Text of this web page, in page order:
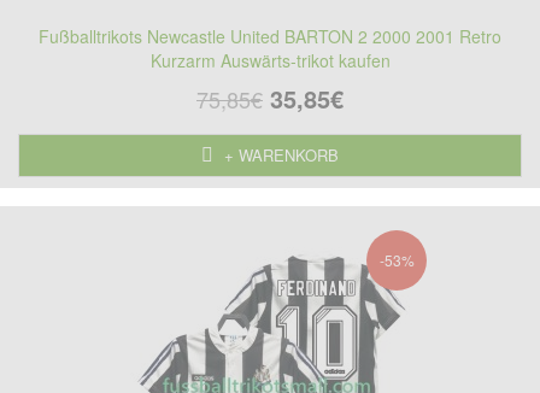
Fußballtrikots Newcastle United BARTON 2 2000 2001 Retro
Kurzarm Auswärts-trikot kaufen
75,85€ 35,85€
+ WARENKORB
-53%